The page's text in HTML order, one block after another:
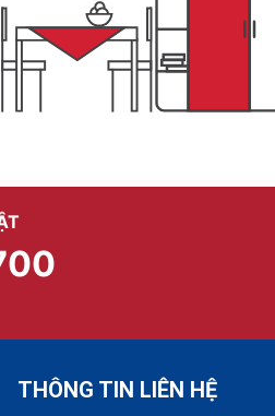
THÔNG TIN LIÊN HỆ